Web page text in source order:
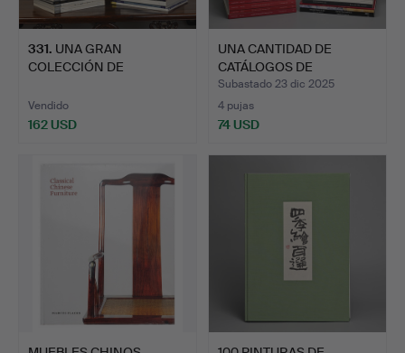
331. UNA GRAN
COLECCIÓN DE
SUBASTA…
Vendido
162 USD
UNA CANTIDAD DE
CATÁLOGOS DE
SUBASTAS DE S…
Subastado 23 dic 2025
4 pujas
74 USD